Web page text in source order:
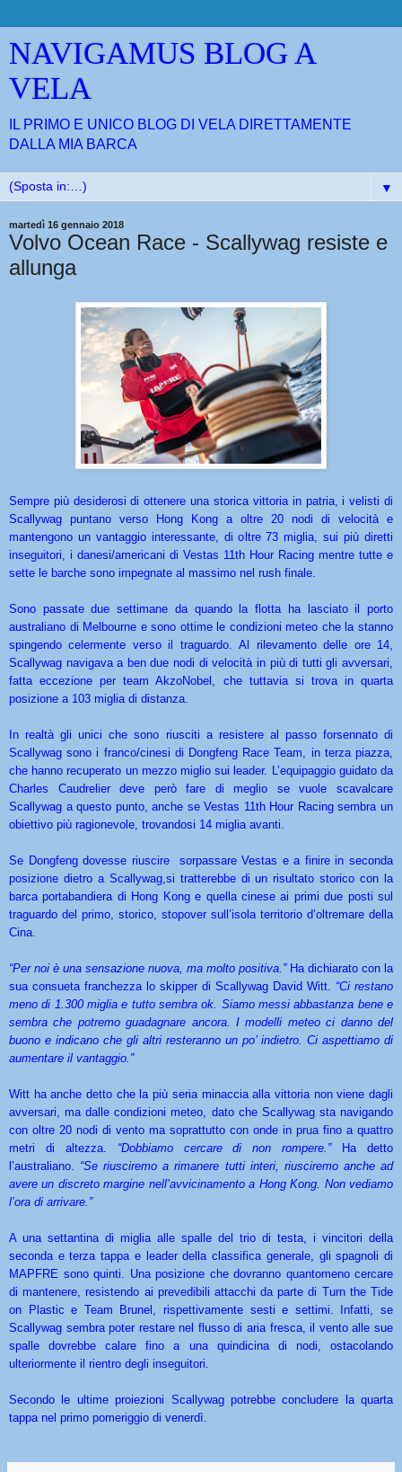
NAVIGAMUS BLOG A
VELA
IL PRIMO E UNICO BLOG DI VELA DIRETTAMENTE
DALLA MIA BARCA
▼
martedì 16 gennaio 2018
Volvo Ocean Race - Scallywag resiste e
allunga
Sempre più desiderosi di ottenere una storica vittoria in patria, i velisti di
Scallywag puntano verso Hong Kong a oltre 20 nodi di velocità e
mantengono un vantaggio interessante, di oltre 73 miglia, sui più diretti
inseguitori, i danesi/americani di Vestas 11th Hour Racing mentre tutte e
sette le barche sono impegnate al massimo nel rush finale.
Sono passate due settimane da quando la flotta ha lasciato il porto
australiano di Melbourne e sono ottime le condizioni meteo che la stanno
spingendo celermente verso il traguardo. Al rilevamento delle ore 14,
Scallywag navigava a ben due nodi di velocità in più di tutti gli avversari,
fatta eccezione per team AkzoNobel, che tuttavia si trova in quarta
posizione a 103 miglia di distanza.
In realtà gli unici che sono riusciti a resistere al passo forsennato di
Scallywag sono i franco/cinesi di Dongfeng Race Team, in terza piazza,
che hanno recuperato un mezzo miglio sui leader. L’equipaggio guidato da
Charles Caudrelier deve però fare di meglio se vuole scavalcare
Scallywag a questo punto, anche se Vestas 11th Hour Racing sembra un
obiettivo più ragionevole, trovandosi 14 miglia avanti.
Se Dongfeng dovesse riuscire sorpassare Vestas e a finire in seconda
posizione dietro a Scallywag,si tratterebbe di un risultato storico con la
barca portabandiera di Hong Kong e quella cinese ai primi due posti sul
traguardo del primo, storico, stopover sull’isola territorio d’oltremare della
Cina.
“Per noi è una sensazione nuova, ma molto positiva.”Ha dichiarato con la
sua consueta franchezza lo skipper di Scallywag David Witt. “Ci restano
meno di 1.300 miglia e tutto sembra ok. Siamo messi abbastanza bene e
sembra che potremo guadagnare ancora. I modelli meteo ci danno del
buono e indicano che gli altri resteranno un po’ indietro. Ci aspettiamo di
aumentare il vantaggio.”
Witt ha anche detto che la più seria minaccia alla vittoria non viene dagli
avversari, ma dalle condizioni meteo, dato che Scallywag sta navigando
con oltre 20 nodi di vento ma soprattutto con onde in prua fino a quattro
metri di altezza.
“Dobbiamo cercare di non rompere.”Ha detto
l’australiano. “Se riusciremo a rimanere tutti interi, riusciremo anche ad
avere un discreto margine nell’avvicinamento a Hong Kong. Non vediamo
l’ora di arrivare.”
A una settantina di miglia alle spalle del trio di testa, i vincitori della
seconda e terza tappa e leader della classifica generale, gli spagnoli di
MAPFRE sono quinti. Una posizione che dovranno quantomeno cercare
di mantenere, resistendo ai prevedibili attacchi da parte di Turn the Tide
on Plastic e Team Brunel, rispettivamente sesti e settimi. Infatti, se
Scallywag sembra poter restare nel flusso di aria fresca, il vento alle sue
spalle dovrebbe calare fino a una quindicina di nodi, ostacolando
ulteriormente il rientro degli inseguitori.
Secondo le ultime proiezioni Scallywag potrebbe concludere la quarta
tappa nel primo pomeriggio di venerdì.